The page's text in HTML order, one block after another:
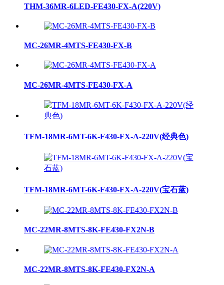
THM-36MR-6LED-FE430-FX-A(220V)
MC-26MR-4MTS-FE430-FX-B
MC-26MR-4MTS-FE430-FX-A
TFM-18MR-6MT-6K-F430-FX-A-220V(经典色)
TFM-18MR-6MT-6K-F430-FX-A-220V(宝石蓝)
MC-22MR-8MTS-8K-FE430-FX2N-B
MC-22MR-8MTS-8K-FE430-FX2N-A